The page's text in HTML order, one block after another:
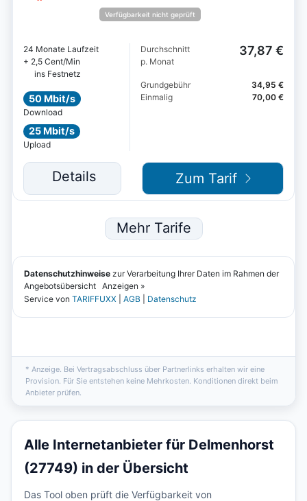
* Anzeige. Bei Vertragsabschluss über Partnerlinks erhalten wir eine
Provision. Für Sie entstehen keine Mehrkosten. Konditionen direkt beim
Anbieter prüfen.
Alle Internetanbieter für Delmenhorst
(27749) in der Übersicht
Das Tool oben prüft die Verfügbarkeit von